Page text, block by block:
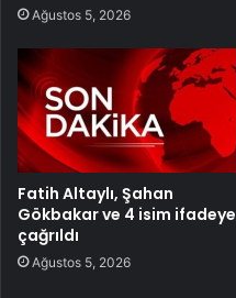
Ağustos 5, 2026
Fatih Altaylı, Şahan
Gökbakar ve 4 isim ifadeye
çağrıldı
Ağustos 5, 2026